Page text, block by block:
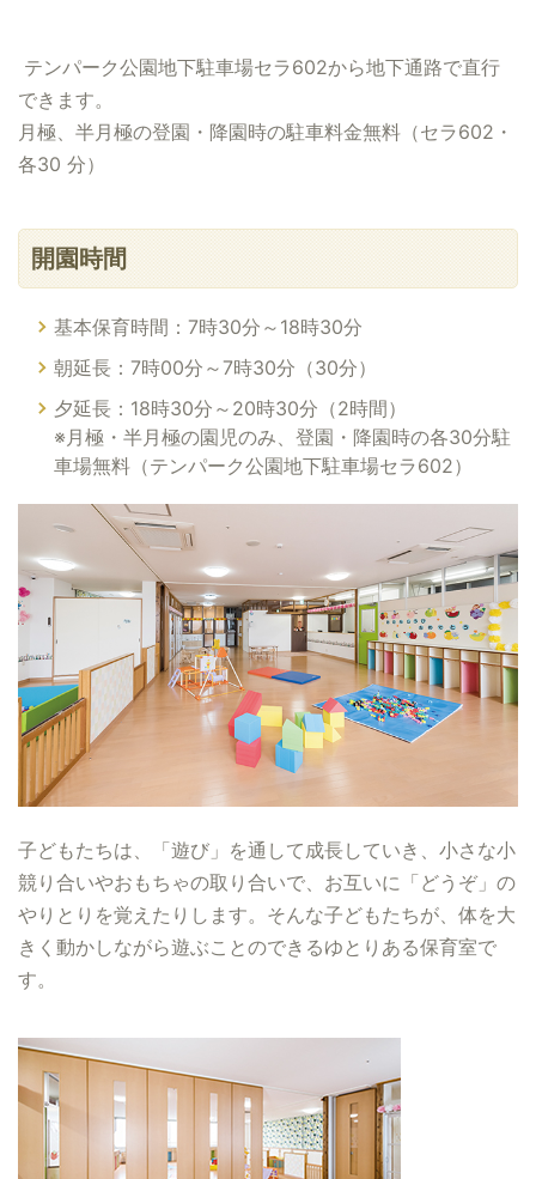
テンパーク公園地下駐車場セラ602から地下通路で直行
できます。
月極、半月極の登園・降園時の駐車料金無料（セラ602・
各30 分）
開園時間
基本保育時間：7時30分～18時30分
朝延長：7時00分～7時30分（30分）
夕延長：18時30分～20時30分（2時間）
※月極・半月極の園児のみ、登園・降園時の各30分駐
車場無料（テンパーク公園地下駐車場セラ602）
子どもたちは、「遊び」を通して成長していき、小さな小
競り合いやおもちゃの取り合いで、お互いに「どうぞ」の
やりとりを覚えたりします。そんな子どもたちが、体を大
きく動かしながら遊ぶことのできるゆとりある保育室で
す。